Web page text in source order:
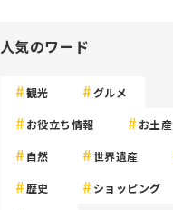
人気のワード
観光 グルメ
お役立ち情報 お土産
自然 世界遺産
歴史 ショッピング